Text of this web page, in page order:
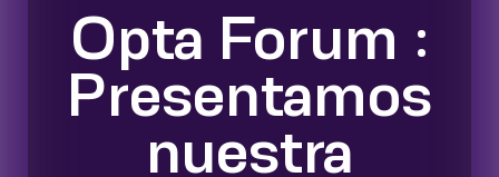
Opta Forum :
Presentamos
nuestra